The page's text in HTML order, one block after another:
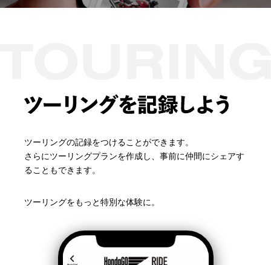
ツーリングの記録をつけることができます。​
さらにツーリングプランを作成し、事前に仲間にシェアす
ることもできます。​
ツーリングをもっと特別な体験に。​